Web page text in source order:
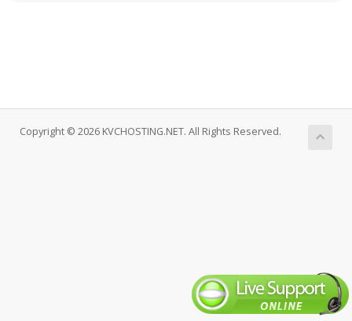
Copyright © 2026 KVCHOSTING.NET. All Rights Reserved.